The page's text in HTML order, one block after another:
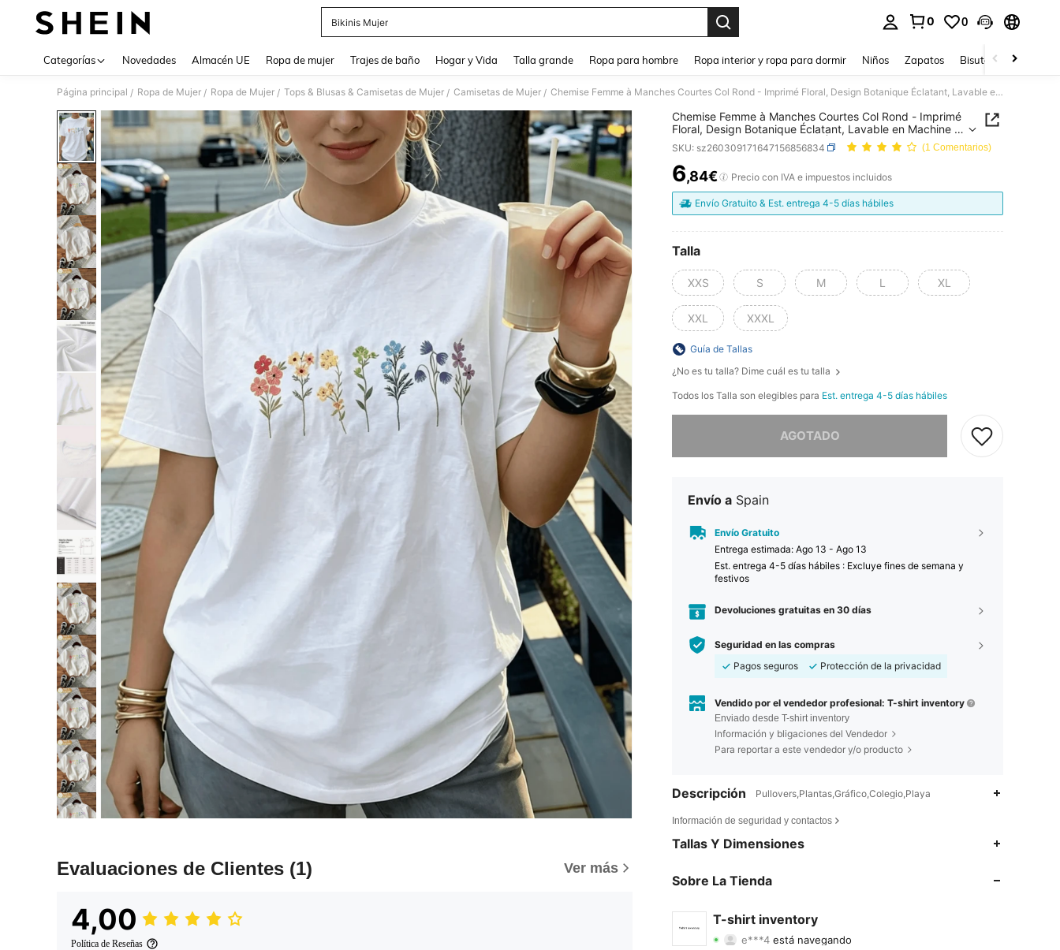
Bikinis Mujer
0 0
Categorías Novedades Almacén UE Ropa de mujer Trajes de baño Hogar y Vida Talla grande Ropa para hombre Ropa interior y ropa para dormir Niños Zapatos Bisutería Y
Página principal / Ropa de Mujer / Ropa de Mujer / Tops & Blusas & Camisetas de Mujer / Camisetas de Mujer / Chemise Femme à Manches Courtes Col Rond - Imprimé Floral, Design Botanique Éclatant, Lavable en Machine et Respirante pour Printemps & Été, T-Shirt Décontractée Coupe Détendue, Tissu Non Tr
Evaluaciones de Clientes (1) Ver más
4,00
Política de Reseñas
Chemise Femme à Manches Courtes Col Rond - Imprimé
Floral, Design Botanique Éclatant, Lavable en Machine et
Respirante pour Printemps & Été, T-Shirt Décontractée
Coupe Détendue, Tissu Non Tr
SKU: sz260309171647156856834 (1 Comentarios)
PRICE AND AVAILABILITY
6,84€ Precio con IVA e impuestos incluidos
Envío Gratuito & Est. entrega 4-5 días hábiles
Talla
XXS S M L XL
XXL XXXL
Guía de Tallas
¿No es tu talla? Dime cuál es tu talla
Todos los Talla son elegibles para Est. entrega 4-5 días hábiles
AGOTADO
Lo sentimos, este producto está agotado.
Envío a Spain
Envío Gratuito
Entrega estimada: Ago 13 - Ago 13
Est. entrega 4-5 días hábiles : Excluye fines de semana y
festivos
Devoluciones gratuitas en 30 días
Seguridad en las compras
Pagos seguros
Protección de la privacidad
Vendido por el vendedor profesional: T-shirt inventory
Enviado desde T-shirt inventory
Información y bligaciones del Vendedor
Para reportar a este vendedor y/o producto
Descripción Pullovers,Plantas,Gráfico,Colegio,Playa
Información de seguridad y contactos
Tallas Y Dimensiones
Sobre La Tienda
T-shirt inventory
está navegando
4,48 Calificación 2.2KArtículos